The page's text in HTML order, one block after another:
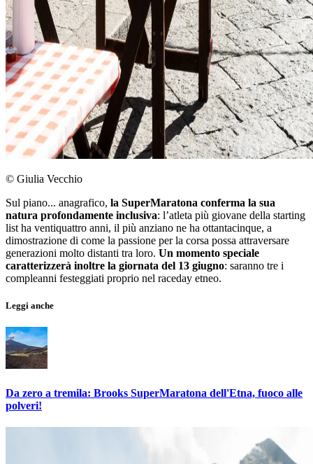
© Giulia Vecchio
Sul piano... anagrafico, la SuperMaratona conferma la sua
natura profondamente inclusiva: l’atleta più giovane della starting
list ha ventiquattro anni, il più anziano ne ha ottantacinque, a
dimostrazione di come la passione per la corsa possa attraversare
generazioni molto distanti tra loro. Un momento speciale
caratterizzerà inoltre la giornata del 13 giugno: saranno tre i
compleanni festeggiati proprio nel raceday etneo.
Leggi anche
Da zero a tremila: Brooks SuperMaratona dell'Etna, fuoco alle
polveri!